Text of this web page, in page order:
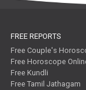
FREE REPORTS
Free Couple's
Free Horoscope
Free Kundli
Free Tamil Jathagam